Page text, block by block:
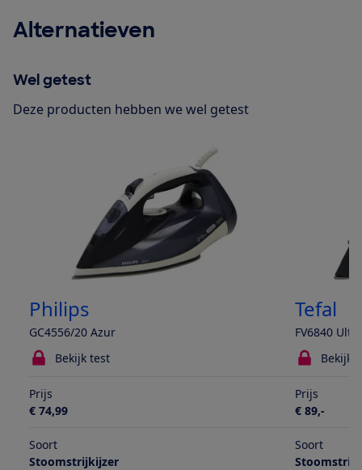
Alternatieven
Wel getest
Deze producten hebben we wel getest
Philips
GC4556/20 Azur
Tefal
FV6840
Bekijk test
Bekijk
Prijs
€ 74,99
Prijs
€ 89,-
Soort
Stoomstrijkijzer
Soort